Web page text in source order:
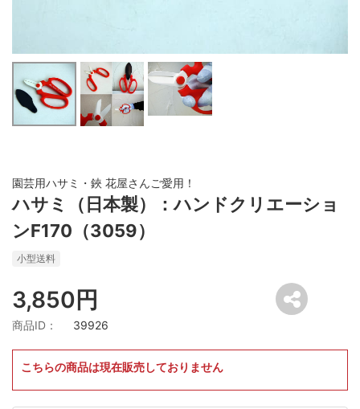
園芸用ハサミ・鋏 花屋さんご愛用！
ハサミ（日本製）：ハンドクリエーショ
ンF170（3059）
小型送料
3,850円
商品ID： 39926
こちらの商品は現在販売しておりません